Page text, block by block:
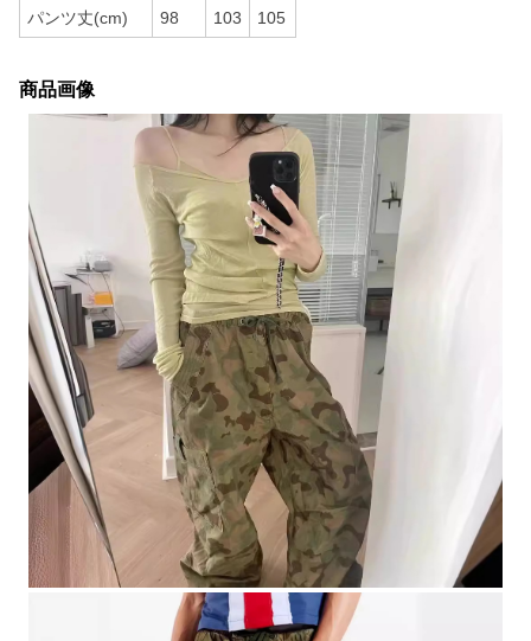
パンツ丈(cm) 98 103 105
商品画像